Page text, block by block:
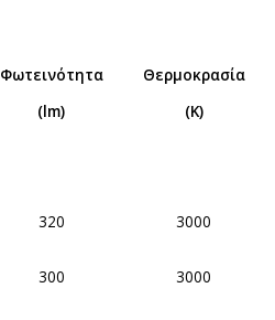
Φωτεινότητα
(lm)
Θερμοκρασία
(Κ)
320 3000
300 3000